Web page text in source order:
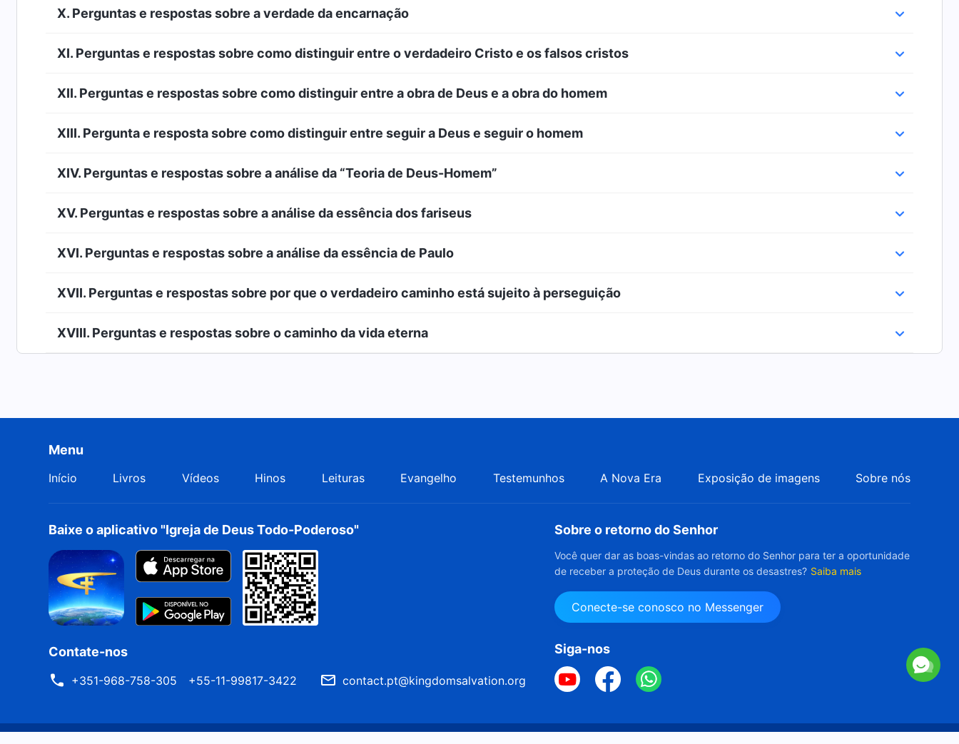
X. Perguntas e respostas sobre a verdade da encarnação
XI. Perguntas e respostas sobre como distinguir entre o verdadeiro Cristo e os falsos cristos
XII. Perguntas e respostas sobre como distinguir entre a obra de Deus e a obra do homem
XIII. Pergunta e resposta sobre como distinguir entre seguir a Deus e seguir o homem
XIV. Perguntas e respostas sobre a análise da “Teoria de Deus-Homem”
XV. Perguntas e respostas sobre a análise da essência dos fariseus
XVI. Perguntas e respostas sobre a análise da essência de Paulo
XVII. Perguntas e respostas sobre por que o verdadeiro caminho está sujeito à perseguição
XVIII. Perguntas e respostas sobre o caminho da vida eterna
Menu
Início Livros Vídeos Hinos Leituras Evangelho Testemunhos A Nova Era Exposição de imagens Sobre nós
Baixe o aplicativo "Igreja de Deus Todo-Poderoso"
Contate-nos
+351-968-758-305 +55-11-99817-3422 contact.pt@kingdomsalvation.org
Sobre o retorno do Senhor
Você quer dar as boas-vindas ao retorno do Senhor para ter a oportunidade
de receber a proteção de Deus durante os desastres? Saiba mais
Conecte-se conosco no Messenger
Siga-nos